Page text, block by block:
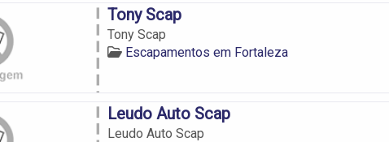
Tony Scap
Tony Scap
Escapamentos em Fortaleza
Leudo Auto Scap
Leudo Auto Scap